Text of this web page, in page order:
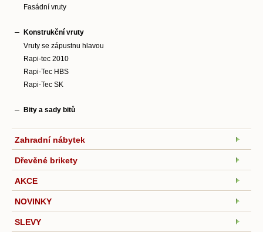
Fasádní vruty
Konstrukční vruty
Vruty se zápustnu hlavou
Rapi-tec 2010
Rapi-Tec HBS
Rapi-Tec SK
Bity a sady bitů
Zahradní nábytek
Dřevěné brikety
AKCE
NOVINKY
SLEVY